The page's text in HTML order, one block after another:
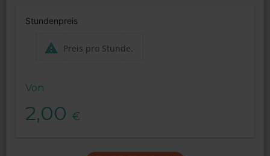
Stundenpreis
Preis pro Stunde.
Von
2,00 €